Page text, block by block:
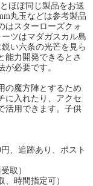
ほぼ同じ製品をお送
丸玉などは参考製品
はスターローズクォ
ツはマダガスカル島
い六条の光芒を見ら
能力開発できるとさ
必要です。
の魔方陣とするため
に入れたり、アクセ
活用できます。子供
、追跡あり、ポスト
取）
時間指定可）